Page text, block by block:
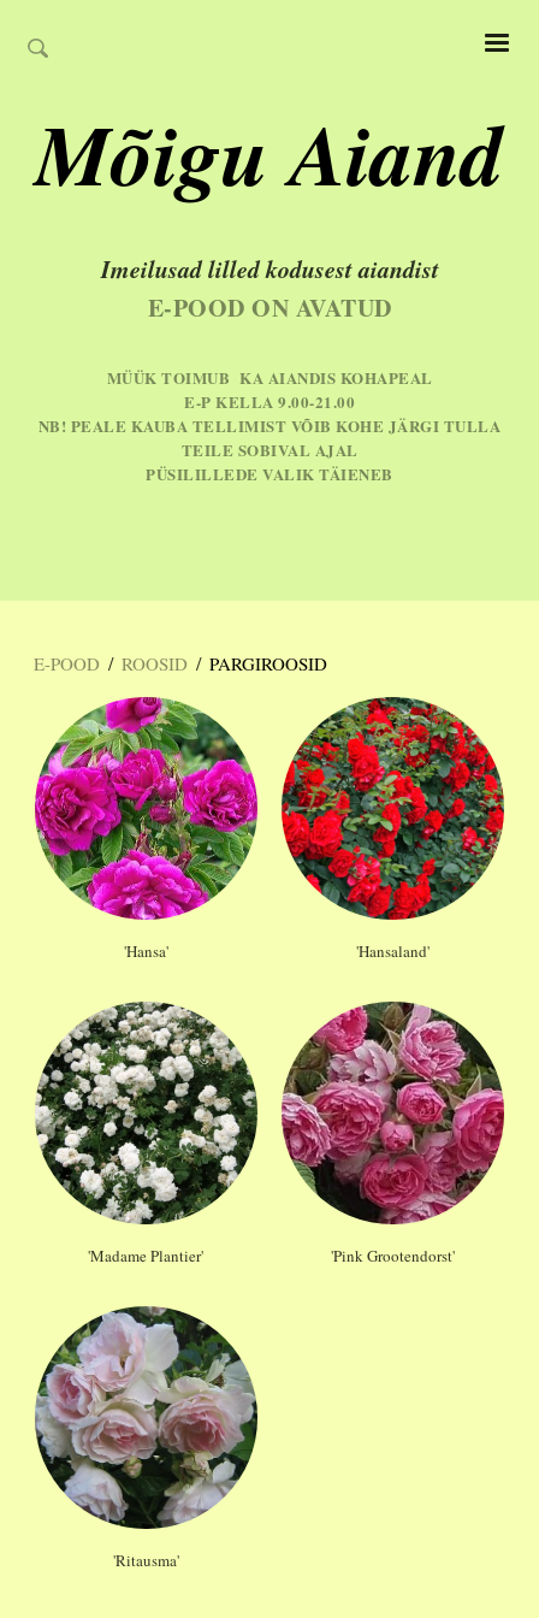
Mõigu Aiand
Imeilusad lilled kodusest aiandist
E-POOD ON AVATUD
MÜÜK TOIMUB KA AIANDIS KOHAPEAL
E-P KELLA 9.00-21.00
NB! PEALE KAUBA TELLIMIST VÕIB KOHE JÄRGI TULLA
TEILE SOBIVAL AJAL
PÜSILILLEDE VALIK TÄIENEB
E-POOD / ROOSID / PARGIROOSID
'Hansa' 'Hansaland'
'Madame Plantier' 'Pink Grootendorst'
'Ritausma'